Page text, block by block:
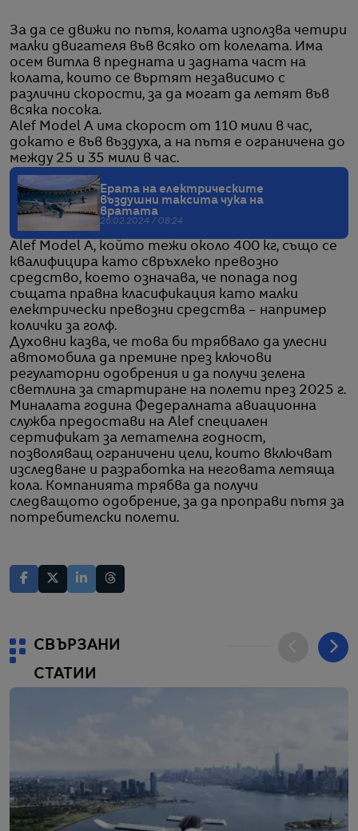
За да се движи по пътя, колата използва четири
малки двигателя във всяко от колелата. Има
осем витла в предната и задната част на
колата, които се въртят независимо с
различни скорости, за да могат да летят във
всяка посока.
Alef Model A има скорост от 110 мили в час,
докато е във въздуха, a на пътя е ограничена до
между 25 и 35 мили в час.
Ерата на електрическите
въздушни таксита чука на
вратата
26.02.2024 / 08:24
Alef Model A, който тежи около 400 кг, също се
квалифицира като свръхлеко превозно
средство, което означава, че попада под
същата правна класификация като малки
електрически превозни средства – например
колички за голф.
Духовни казва, че това би трябвало да улесни
автомобила да премине през ключови
регулаторни одобрения и да получи зелена
светлина за стартиране на полети през 2025 г.
Миналата година Федералната авиационна
служба предостави на Alef специален
сертификат за летателна годност,
позволяващ ограничени цели, които включват
изследване и разработка на неговата летяща
кола. Компанията трябва да получи
следващото одобрение, за да проправи пътя за
потребителски полети.
СВЪРЗАНИ
СТАТИИ